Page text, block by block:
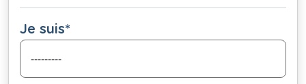
Je suis*